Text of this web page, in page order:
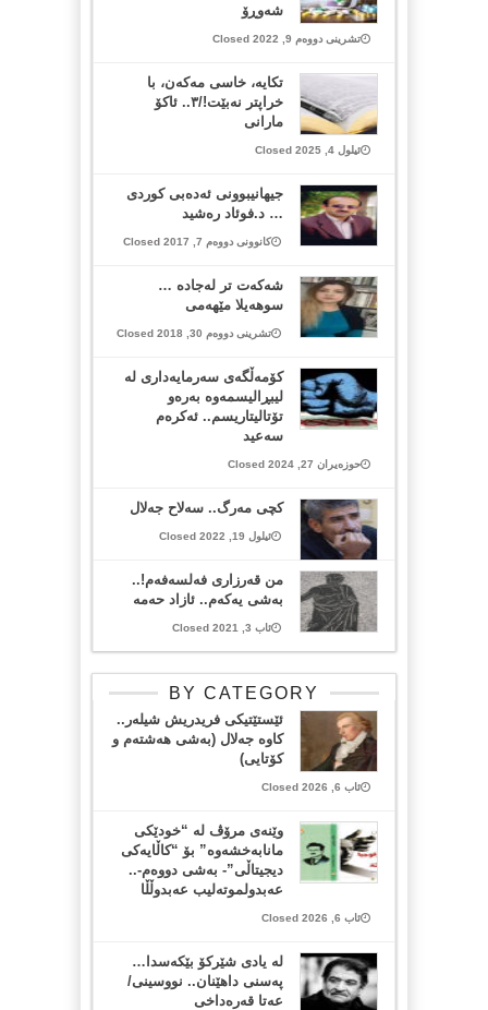
شەوڕۆ
تشرینی دووەم 9, 2022 Closed
تکایە، خاسی مەکەن، با
خراپتر نەبێت!/٣.. ئاکۆ
مارانی
ئیلول 4, 2025 Closed
جیهانیبوونی ئه‌ده‌بی كوردی
… د.فوئاد ره‌شید
کانوونی دووەم 7, 2017 Closed
شه‌كه‌ت تر له‌جاده‌ …
سوهه‌یلا مێهه‌می
تشرینی دووەم 30, 2018 Closed
کۆمەڵگەی سەرمایەداری لە
لیبڕالیسمەوە بەرەو
تۆتالیتاریسم.. ئەکرەم
سەعید
حوزەیران 27, 2024 Closed
کچی مەرگ.. سەلاح جەلال
ئیلول 19, 2022 Closed
من قەرزاری فەلسەفەم!..
بەشی یەکەم.. ئازاد حەمە
ئاب 3, 2021 Closed
BY CATEGORY
ئێستێتیکی فریدریش شیلەر..
کاوە جەلال (بەشی هەشتەم و
کۆتایی)
ئاب 6, 2026 Closed
وێنەی مرۆڤ لە “خودێکی
مانابەخشەوە” بۆ “کاڵایەکی
دیجیتاڵی”- بەشی دووەم-..
عەبدولموتەلیب عەبدوڵڵا
ئاب 6, 2026 Closed
لە یادی شێرکۆ بێکەسدا…
پەسنی داهێنان.. نووسینی/
عەتا قەرەداخی